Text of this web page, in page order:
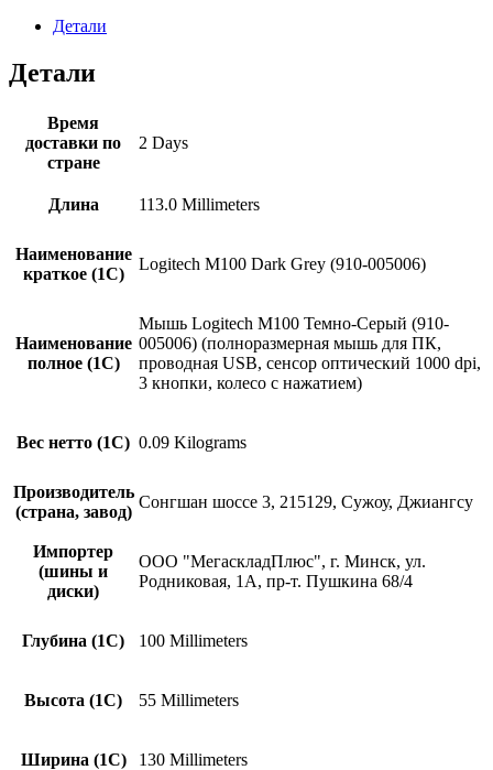
Grey
005006)
Детали
Детали
Время
доставки по
стране
2 Days
Длина 113.0 Millimeters
Наименование
краткое (1C)
Logitech M100 Dark Grey (910-005006)
Наименование
полное (1С)
Мышь Logitech M100 Темно-Серый (910-
005006) (полноразмерная мышь для ПК,
проводная USB, сенсор оптический 1000 dpi,
3 кнопки, колесо с нажатием)
Вес нетто (1С) 0.09 Kilograms
Производитель
(страна, завод)
Сонгшан шоссе 3, 215129, Сужоу, Джиангсу
Импортер
(шины и
диски)
ООО "МегаскладПлюс", г. Минск, ул.
Родниковая, 1А, пр-т. Пушкина 68/4
Глубина (1С) 100 Millimeters
Высота (1С) 55 Millimeters
Ширина (1С) 130 Millimeters